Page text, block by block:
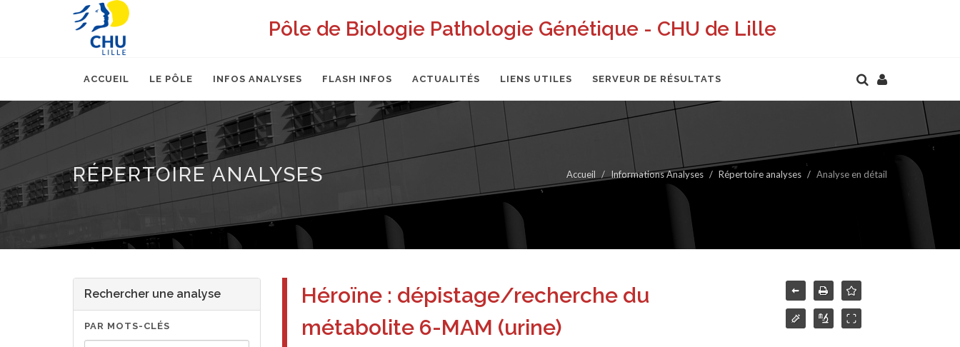
Pôle de Biologie Pathologie Génétique - CHU de Lille
ACCUEIL LE PÔLE INFOS ANALYSES FLASH INFOS ACTUALITÉS LIENS UTILES SERVEUR DE RÉSULTATS
RÉPERTOIRE ANALYSES Accueil Informations Analyses Répertoire analyses Analyse en détail
Rechercher une analyse
PAR MOTS-CLÉS
Héroïne : dépistage/recherche du
métabolite 6-MAM (urine)